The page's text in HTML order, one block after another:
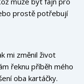
prostě potřebují
zjistil, že mi je dražší
jsou citlivé a
mi změnil život
řeknu příběh mého
oba kartáčky.